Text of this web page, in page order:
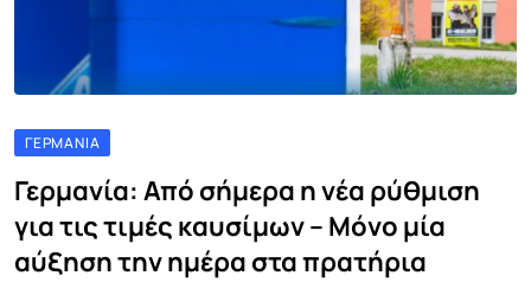
ΓΕΡΜΑΝΊΑ
Γερμανία: Από σήμερα η νέα ρύθμιση
για τις τιμές καυσίμων – Μόνο μία
αύξηση την ημέρα στα πρατήρια